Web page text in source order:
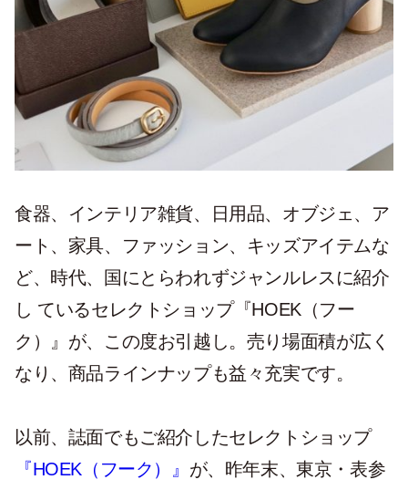
食器、インテリア雑貨、日用品、オブジェ、ア
ート、家具、ファッション、キッズアイテムな
ど、時代、国にとらわれずジャンルレスに紹介
し ているセレクトショップ『HOEK（フー
ク）』が、この度お引越し。売り場面積が広く
なり、商品ラインナップも益々充実です。
以前、誌面でもご紹介したセレクトショップ
『HOEK（フーク）』 が、昨年末、東京・表参